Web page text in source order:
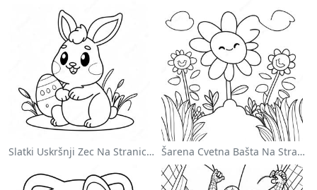
Slatki Uskršnji Zec Na Stranici Za Bojanje Šarena Cvetna Bašta Na Stranici Za Bojanje